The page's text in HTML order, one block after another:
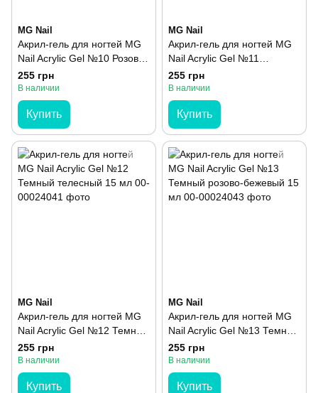
MG Nail
Акрил-гель для ногтей MG
Nail Acrylic Gel №10 Розово-
бежевый 15 мл
255 грн
В наличии
Купить
MG Nail
Акрил-гель для ногтей MG
Nail Acrylic Gel №11
Розовый 15 мл
255 грн
В наличии
Купить
MG Nail
Акрил-гель для ногтей MG
Nail Acrylic Gel №12 Темный
телесный 15 мл
255 грн
В наличии
Купить
MG Nail
Акрил-гель для ногтей MG
Nail Acrylic Gel №13 Темный
розово-бежевый 15 мл
255 грн
В наличии
Купить